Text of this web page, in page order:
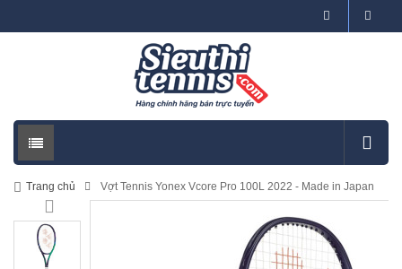
Trang chủ Vợt Tennis Yonex Vcore Pro 100L 2022 - Made in Japan